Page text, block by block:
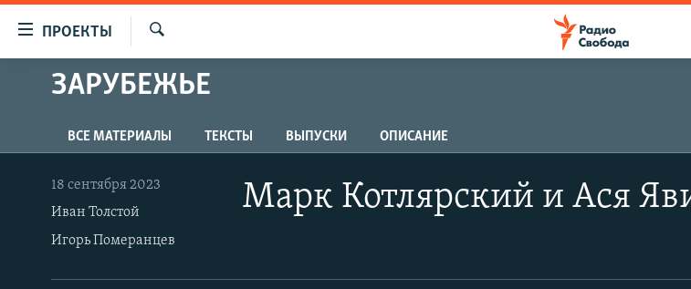
упрощенного
Вернуться
к
основному
содержанию
ПРОЕКТЫ
ПРОГРАММЫ
АВТОРСКИЕ ПРОЕКТЫ
ЦИТАТЫ СВОБОДЫ
МНЕНИЯ
КУЛЬТУРА
IDEL.РЕАЛИИ
ЗАРУБЕЖЬЕ
Spotify
ВСЕ МАТЕРИАЛЫ ТЕКСТЫ ВЫПУСКИ ОПИСАНИЕ
Марк Котлярский и Ася
18 сентября 2023
Иван Толстой
Игорь Померанцев